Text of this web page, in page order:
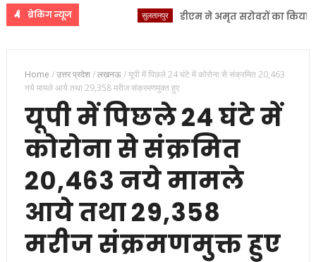
ब्रेकिंग न्यूज डीएम ने अमृत सरोवरों का किया स्थलीय
Home /उत्तर प्रदेश/लखनऊ/यूपी में पिछले 24 घंटे में कोरोना सेे संक्रमित 20,463
नये मामले आये तथा 29,358 मरीज संक्रमणमुक्त हुए
यूपी में पिछले 24 घंटे में
कोरोना सेे संक्रमित
20,463 नये मामले
आये तथा 29,358
मरीज संक्रमणमुक्त हुए